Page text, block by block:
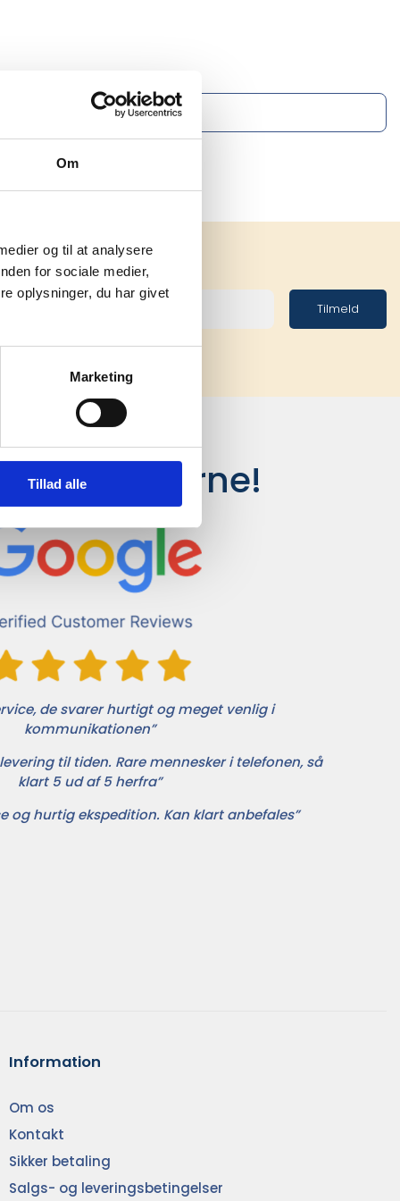
Om
og til at analysere
for sociale medier,
oplysninger, du har givet
Marketing
Tillad alle
Tilmeld
kunderne!
de svarer hurtigt og meget venlig i
kommunikationen”
til tiden. Rare mennesker i telefonen, så
klart 5 ud af 5 herfra”
og hurtig ekspedition. Kan klart anbefales”
Information
Om os
Kontakt
Sikker betaling
Salgs- og leveringsbetingelser